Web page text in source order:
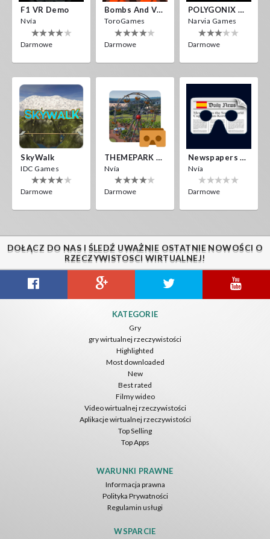
F1 VR Demo
Nvía
Darmowe
Bombs And Veggies
ToroGames
Darmowe
POLYGONIX VR
Narvia Games
Darmowe
SkyWalk
IDC Games
Darmowe
THEMEPARK VR
Nvía
Darmowe
Newspapers Spain VR
Nvía
Darmowe
DOŁĄCZ DO NAS I ŚLEDŹ UWAŻNIE OSTATNIE NOWOŚCI O
RZECZYWISTOSCI WIRTUALNEJ!
KATEGORIE
Gry
gry wirtualnej rzeczywistości
Highlighted
Most downloaded
New
Best rated
Filmy wideo
Video wirtualnej rzeczywistości
Aplikacje wirtualnej rzeczywistości
Top Selling
Top Apps
WARUNKI PRAWNE
Informacja prawna
Polityka Prywatności
Regulamin usługi
WSPARCIE